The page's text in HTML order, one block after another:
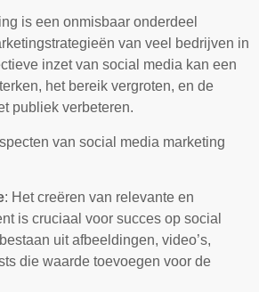
is een onmisbaar onderdeel
van veel bedrijven in
inzet van social media kan een
het bereik vergroten, en de
publiek verbeteren.
van social media marketing
: Het creëren van relevante en
is cruciaal voor succes op social
uit afbeeldingen, video’s,
die waarde toevoegen voor de